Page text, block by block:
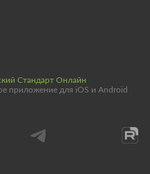
Стандарт Онлайн
приложение для iOS и Android